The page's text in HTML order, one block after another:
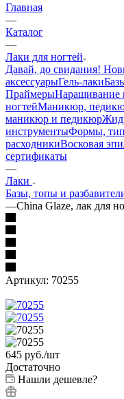
Главная
—
Каталог
—
Лаки для ногтей
Давай, до свидания!
аксессуарыГель-лаки
ПраймерыНаращивание
ногтейМаникюр,
маникюр и педикюр
инструментыФормы,
расходникиВосковая
сертификаты
—
Лаки
Базы, топы и
—China Glaze, лак для
Артикул: 70255
645 руб./шт
Достаточно
Нашли дешевле?